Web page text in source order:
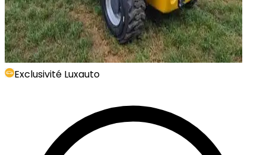
Exclusivité Luxauto